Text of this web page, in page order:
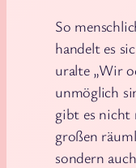
So
handelt es
uralte „Wir
unmöglich
gibt es nicht
großen
sondern